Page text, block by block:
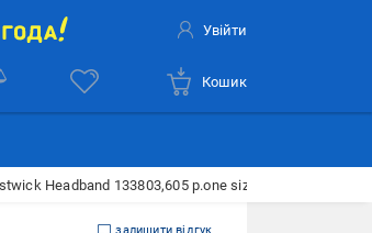
Увійти
Кошик
Headband 133803,605 р.one size рожевий